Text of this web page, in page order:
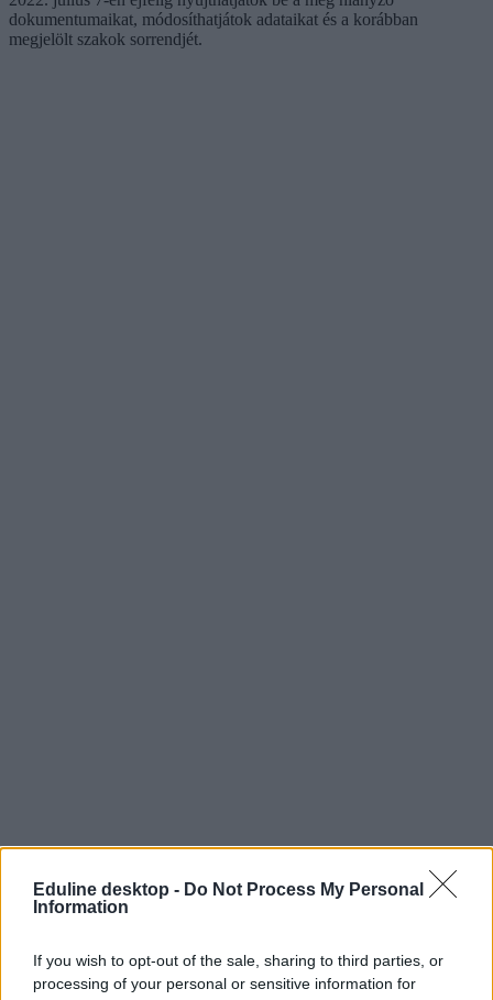
Eduline desktop - Do Not Process My Personal
Information
If you wish to opt-out of the sale, sharing to third parties, or
processing of your personal or sensitive information for
dokumentumaikat, módosíthatjátok adataikat és a korábban
megjelölt szakok sorrendjét.